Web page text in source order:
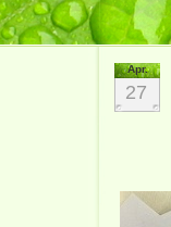
Apr.
27